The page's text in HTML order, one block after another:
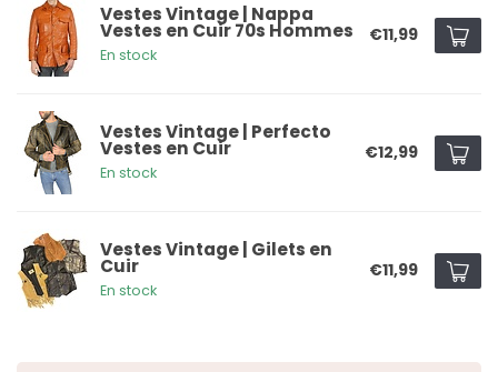
Vestes Vintage | Nappa
Vestes en Cuir 70s Hommes
En stock
€11,99
Vestes Vintage | Perfecto
Vestes en Cuir
En stock
€12,99
Vestes Vintage | Gilets en
Cuir
En stock
€11,99